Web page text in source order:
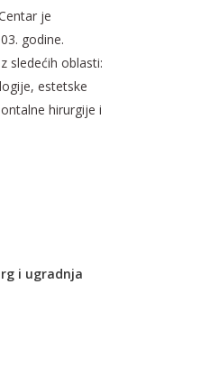
je
godine.
sledećih oblasti:
estetske
hirurgije i
i ugradnja